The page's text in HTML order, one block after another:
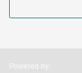
Powered by: